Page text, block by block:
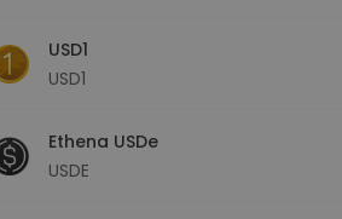
USD1
USD1
Ethena USDe
USDE